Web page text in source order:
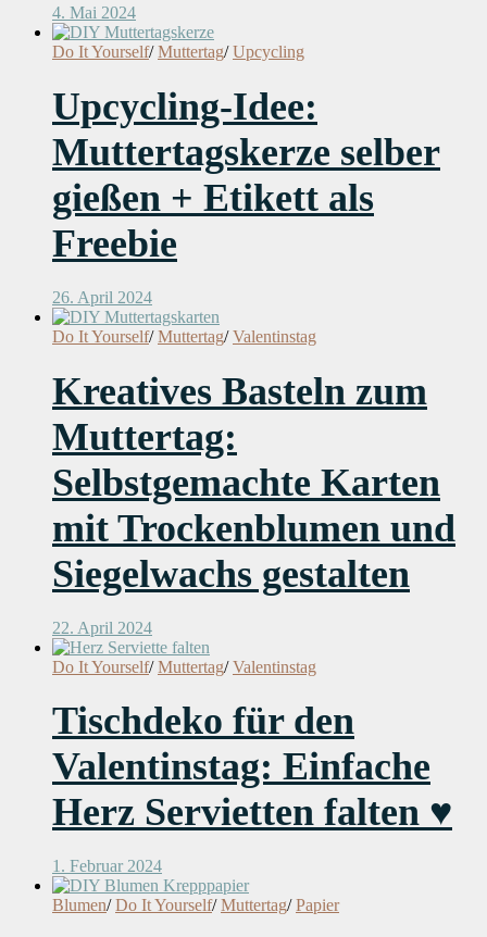
4. Mai 2024
Do It Yourself/ Muttertag/ Upcycling
Upcycling-Idee:
Muttertagskerze selber
gießen + Etikett als
Freebie
26. April 2024
Do It Yourself/ Muttertag/ Valentinstag
Kreatives Basteln zum
Muttertag:
Selbstgemachte Karten
mit Trockenblumen und
Siegelwachs gestalten
22. April 2024
Do It Yourself/ Muttertag/ Valentinstag
Tischdeko für den
Valentinstag: Einfache
Herz Servietten falten ♥
1. Februar 2024
Blumen/ Do It Yourself/ Muttertag/ Papier